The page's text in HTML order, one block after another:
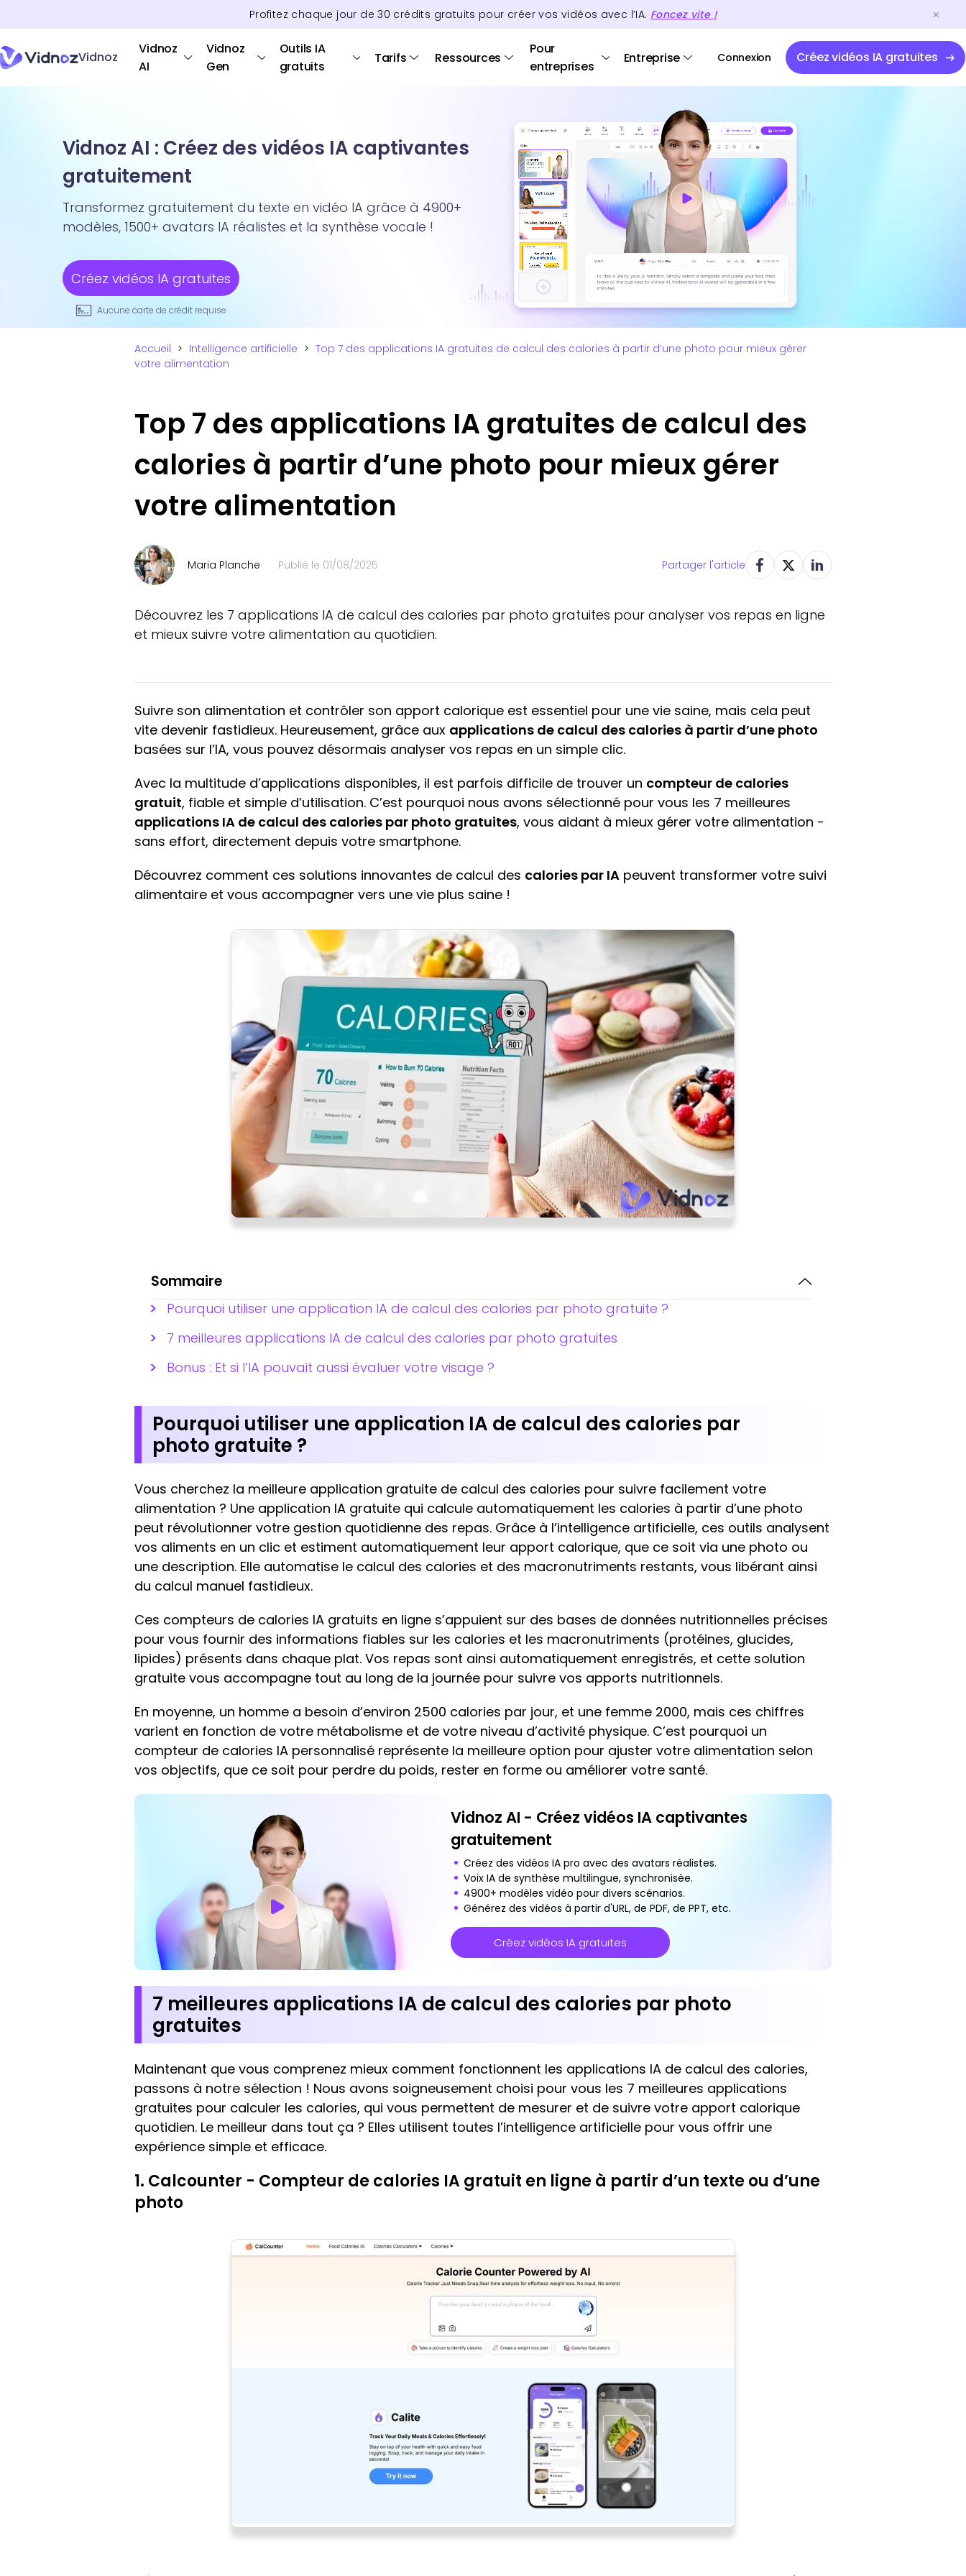
Profitez chaque jour de30 crédits gratuits pour créer vos vidéos avec l’IA. Foncez vite !
Vidnoz
Vidnoz
AI
Vidnoz
Gen
Outils IA
gratuits
Tarifs Ressources
Pour
entreprises
Entreprise Connexion Créez vidéos IA gratuites
Vidnoz AI : Créez des vidéos IA captivantes
gratuitement
Transformez gratuitement du texte en vidéo IA grâce à 4900+
modèles, 1500+ avatars IA réalistes et la synthèse vocale !
Créez vidéos IA gratuites
Aucune carte de crédit requise
Accueil > Intelligence artificielle > Top 7 des applications IA gratuites de calcul des calories à partir d’une photo pour mieux gérer
votre alimentation
Top 7 des applications IA gratuites de calcul des
calories à partir d’une photo pour mieux gérer
votre alimentation
Maria Planche Publié le 01/08/2025 Partager l'article
Découvrez les 7 applications IA de calcul des calories par photo gratuites pour analyser vos repas en ligne
et mieux suivre votre alimentation au quotidien.
Suivre son alimentation et contrôler son apport calorique est essentiel pour une vie saine, mais cela peut
vite devenir fastidieux. Heureusement, grâce aux applications de calcul des calories à partir d’une photo
basées sur l’IA, vous pouvez désormais analyser vos repas en un simple clic.
Avec la multitude d’applications disponibles, il est parfois difficile de trouver un compteur de calories
gratuit, fiable et simple d’utilisation. C’est pourquoi nous avons sélectionné pour vous les 7 meilleures
applications IA de calcul des calories par photo gratuites, vous aidant à mieux gérer votre alimentation -
sans effort, directement depuis votre smartphone.
Découvrez comment ces solutions innovantes de calcul des calories par IA peuvent transformer votre suivi
alimentaire et vous accompagner vers une vie plus saine !
Sommaire
Pourquoi utiliser une application IA de calcul des calories par photo gratuite ?
7 meilleures applications IA de calcul des calories par photo gratuites
Bonus : Et si l’IA pouvait aussi évaluer votre visage ?
Pourquoi utiliser une application IA de calcul des calories par
photo gratuite ?
Vous cherchez la meilleure application gratuite de calcul des calories pour suivre facilement votre
alimentation ? Une application IA gratuite qui calcule automatiquement les calories à partir d’une photo
peut révolutionner votre gestion quotidienne des repas. Grâce à l’intelligence artificielle, ces outils analysent
vos aliments en un clic et estiment automatiquement leur apport calorique, que ce soit via une photo ou
une description. Elle automatise le calcul des calories et des macronutriments restants, vous libérant ainsi
du calcul manuel fastidieux.
Ces compteurs de calories IA gratuits en ligne s’appuient sur des bases de données nutritionnelles précises
pour vous fournir des informations fiables sur les calories et les macronutriments (protéines, glucides,
lipides) présents dans chaque plat. Vos repas sont ainsi automatiquement enregistrés, et cette solution
gratuite vous accompagne tout au long de la journée pour suivre vos apports nutritionnels.
En moyenne, un homme a besoin d’environ 2500 calories par jour, et une femme 2000, mais ces chiffres
varient en fonction de votre métabolisme et de votre niveau d’activité physique. C’est pourquoi un
compteur de calories IA personnalisé représente la meilleure option pour ajuster votre alimentation selon
vos objectifs, que ce soit pour perdre du poids, rester en forme ou améliorer votre santé.
Vidnoz AI - Créez vidéos IA captivantes
gratuitement
Créez des vidéos IA pro avec des avatars réalistes.
Voix IA de synthèse multilingue, synchronisée.
4900+ modèles vidéo pour divers scénarios.
Générez des vidéos à partir d'URL, de PDF, de PPT, etc.
Créez vidéos IA gratuites
7 meilleures applications IA de calcul des calories par photo
gratuites
Maintenant que vous comprenez mieux comment fonctionnent les applications IA de calcul des calories,
passons à notre sélection ! Nous avons soigneusement choisi pour vous les 7 meilleures applications
gratuites pour calculer les calories, qui vous permettent de mesurer et de suivre votre apport calorique
quotidien. Le meilleur dans tout ça ? Elles utilisent toutes l’intelligence artificielle pour vous offrir une
expérience simple et efficace.
1. Calcounter - Compteur de calories IA gratuit en ligne à partir d’un texte ou d’une
photo